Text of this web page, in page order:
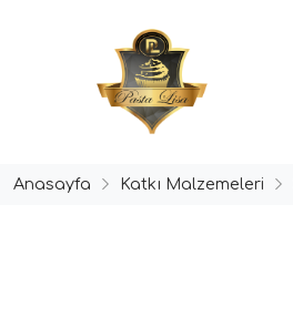
Anasayfa Katkı Malzemeleri